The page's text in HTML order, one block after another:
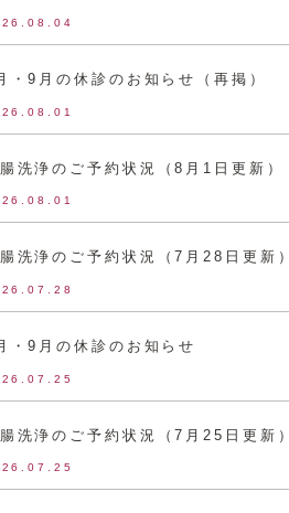
・9月の休診のお知らせ（再掲）
洗浄のご予約状況（8月1日更新）
洗浄のご予約状況（7月28日更新）
・9月の休診のお知らせ
洗浄のご予約状況（7月25日更新）